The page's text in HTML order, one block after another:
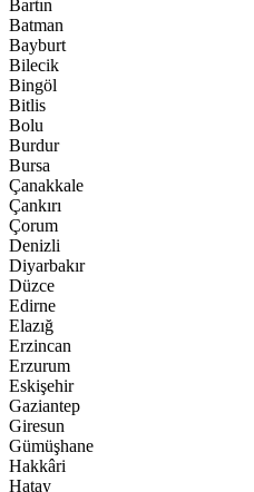
Bartın
Batman
Bayburt
Bilecik
Bingöl
Bitlis
Bolu
Burdur
Bursa
Çanakkale
Çankırı
Çorum
Denizli
Diyarbakır
Düzce
Edirne
Elazığ
Erzincan
Erzurum
Eskişehir
Gaziantep
Giresun
Gümüşhane
Hakkâri
Hatay